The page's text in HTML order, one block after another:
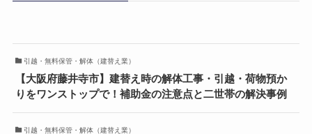
引越・無料保管・解体（建替え業）
【大阪府藤井寺市】建替え時の解体工事・引越・荷物預か
りをワンストップで！補助金の注意点と二世帯の解決事例
引越・無料保管・解体（建替え業）